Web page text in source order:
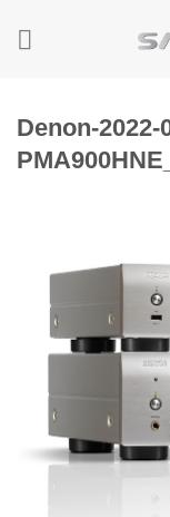
Denon-2022-